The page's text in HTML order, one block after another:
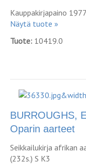
Kauppakirjapaino
Näytä tuote »
Tuote: 10419.0
BURROUGHS,
Oparin aarteet
Seikkailukirja afrikan
(232s.) S K3